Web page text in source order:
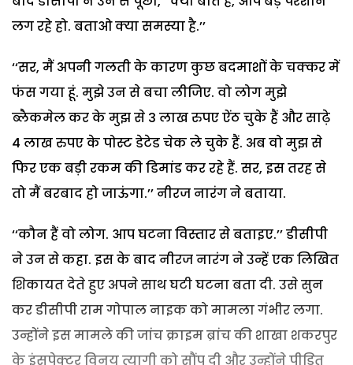
लग रहे हो. बताओ क्या समस्या है.’’
‘‘सर, मैं अपनी गलती के कारण कुछ बदमाशों के चक्कर में
फंस गया हूं. मुझे उन से बचा लीजिए. वो लोग मुझे
ब्लैकमेल कर के मुझ से 3 लाख रुपए ऐंठ चुके हैं और साढ़े
4 लाख रुपए के पोस्ट डेटेड चेक ले चुके हैं. अब वो मुझ से
फिर एक बड़ी रकम की डिमांड कर रहे हैं. सर, इस तरह से
तो मैं बरबाद हो जाऊंगा.’’ नीरज नारंग ने बताया.
‘‘कौन हैं वो लोग. आप घटना विस्तार से बताइए.’’ डीसीपी
ने उन से कहा. इस के बाद नीरज नारंग ने उन्हें एक लिखित
शिकायत देते हुए अपने साथ घटी घटना बता दी. उसे सुन
कर डीसीपी राम गोपाल नाइक को मामला गंभीर लगा.
उन्होंने इस मामले की जांच क्राइम ब्रांच की शाखा शकरपुर
के इंसपेक्टर विनय त्यागी को सौंप दी और उन्होंने पीडि़त